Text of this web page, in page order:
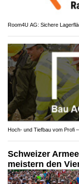
Room4U AG: Sichere
Hoch- und Tiefbau vom Profi
Schweizer
meistern den